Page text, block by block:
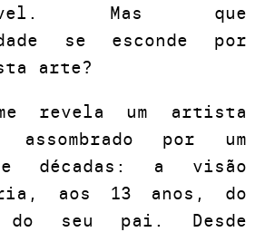
Mas que
se esconde por
arte?
revela um artista
assombrado por um
décadas: a visão
aos 13 anos, do
seu pai. Desde